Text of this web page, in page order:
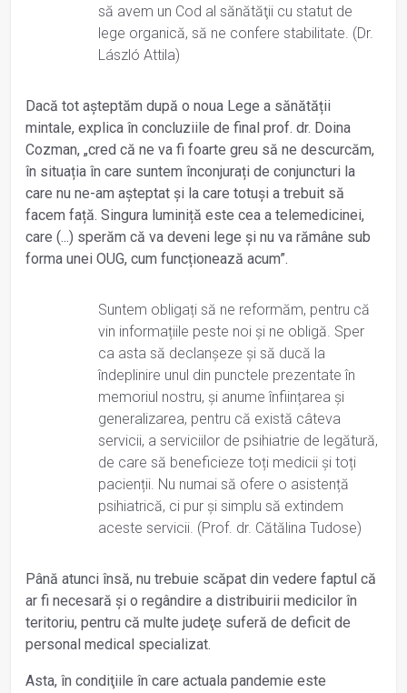
să avem un Cod al sănătăţii cu statut de
lege organică, să ne confere stabilitate. (Dr.
László Attila)
Dacă tot așteptăm după o noua Lege a sănătății
mintale, explica în concluziile de final prof. dr. Doina
Cozman, „cred că ne va fi foarte greu să ne descurcăm,
în situația în care suntem înconjurați de conjuncturi la
care nu ne-am așteptat și la care totuși a trebuit să
facem față. Singura luminiță este cea a telemedicinei,
care (...) sperăm că va deveni lege și nu va rămâne sub
forma unei OUG, cum funcționează acum”.
Suntem obligați să ne reformăm, pentru că
vin informațiile peste noi și ne obligă. Sper
ca asta să declanșeze și să ducă la
îndeplinire unul din punctele prezentate în
memoriul nostru, și anume înființarea și
generalizarea, pentru că există câteva
servicii, a serviciilor de psihiatrie de legătură,
de care să beneficieze toți medicii și toți
pacienții. Nu numai să ofere o asistență
psihiatrică, ci pur și simplu să extindem
aceste servicii. (Prof. dr. Cătălina Tudose)
Până atunci însă, nu trebuie scăpat din vedere faptul că
ar fi necesară și o regândire a distribuirii medicilor în
teritoriu, pentru că multe judeţe suferă de deficit de
personal medical specializat.
Asta, în condiţiile în care actuala pandemie este